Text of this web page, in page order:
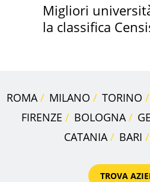
Migliori
la classifica
ROMA MILANO TORINO
FIRENZE
BOLOGNA
CATANIA
BARI
TROVA